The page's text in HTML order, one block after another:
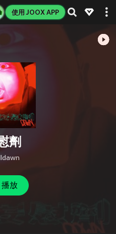
使用 JOOX APP
劑
播放